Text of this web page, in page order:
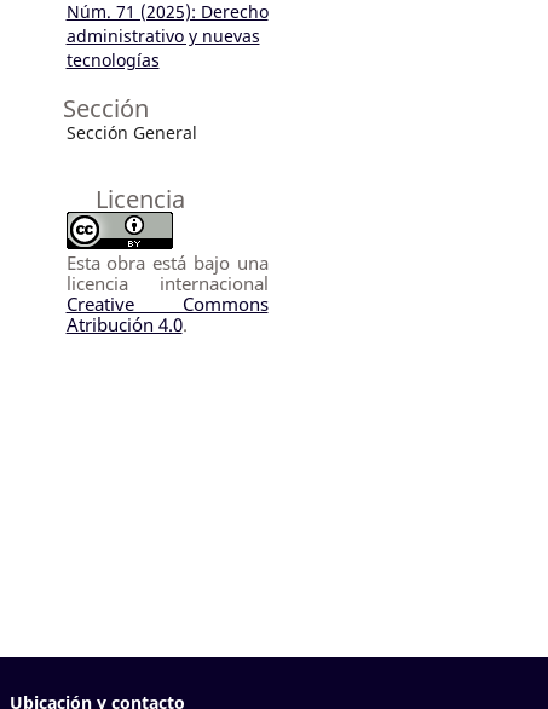
Núm. 71 (2025): Derecho
administrativo y nuevas
tecnologías
Sección
Sección General
Licencia
Esta obra está bajo una
licencia internacional
Creative Commons
Atribución 4.0.
Ubicación y contacto